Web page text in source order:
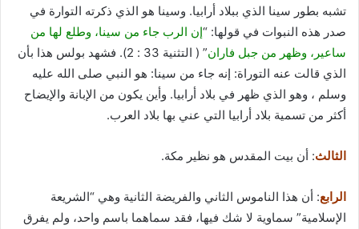
تشبه بطور سينا الذي ببلاد أرابيا. وسينا هو الذي ذكرته التوارة في
صدر هذه النبوات في قولها: “إن الرب جاء من سينا، وطلع لها من
ساعير، وظهر من جبل فاران
” ( التثنية 33 : 2). فشهد بولس هذا بأن
الذي قالت عنه التوراة: إنه جاء من سينا: هو النبي صلى الله عليه
وسلم ، وهو الذي ظهر في بلاد أرابيا. وأين يكون من الإبانة والإيضاح
أكثر من تسمية بلاد أرابيا التي عني بها بلاد العرب.
الثالث: أن بيت المقدس هو نظير مكة.
الرابع: أن هذا الناموس الثاني والفريضة الثانية وهي “الشريعة
الإسلامية” سماوية لا شك فيها، فقد سماهما باسم واحد، ولم يفرق